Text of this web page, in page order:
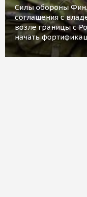
Силы обороны
соглашения с
возле границы с
начать